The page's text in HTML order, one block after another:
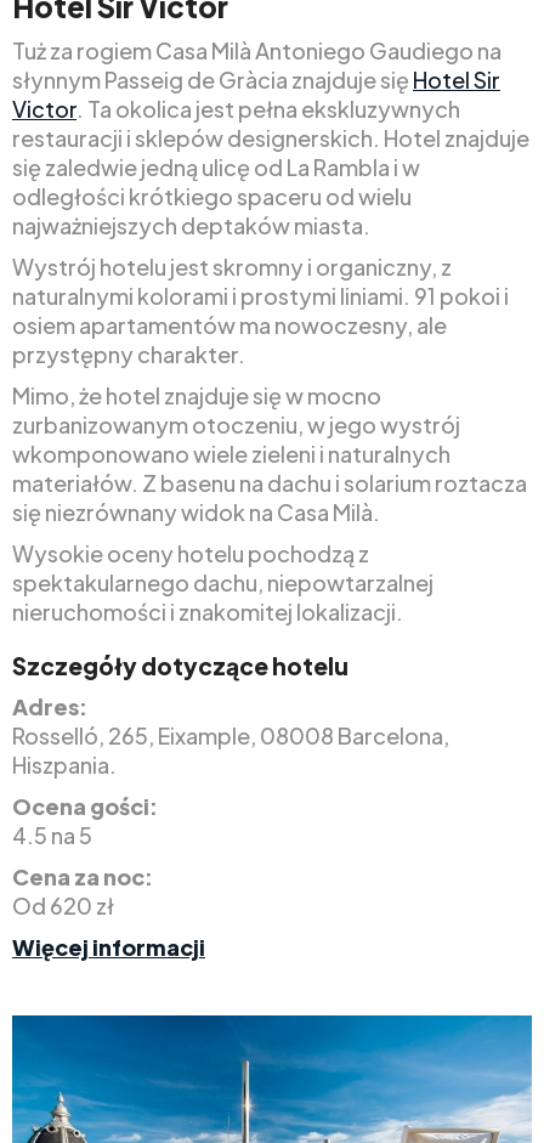
Tuż za rogiem Casa Milà Antoniego Gaudiego na
słynnym Passeig de Gràcia znajduje się Hotel Sir
Victor. Ta okolica jest pełna ekskluzywnych
restauracji i sklepów designerskich. Hotel znajduje
się zaledwie jedną ulicę od La Rambla i w
odległości krótkiego spaceru od wielu
najważniejszych deptaków miasta.
Wystrój hotelu jest skromny i organiczny, z
naturalnymi kolorami i prostymi liniami. 91 pokoi i
osiem apartamentów ma nowoczesny, ale
przystępny charakter.
Mimo, że hotel znajduje się w mocno
zurbanizowanym otoczeniu, w jego wystrój
wkomponowano wiele zieleni i naturalnych
materiałów. Z basenu na dachu i solarium roztacza
się niezrównany widok na Casa Milà.
Wysokie oceny hotelu pochodzą z
spektakularnego dachu, niepowtarzalnej
nieruchomości i znakomitej lokalizacji.
Szczegóły dotyczące hotelu
Adres:
Rosselló, 265, Eixample, 08008 Barcelona,
Hiszpania.
Ocena gości:
4.5 na 5
Cena za noc:
Od 620 zł
Więcej informacji